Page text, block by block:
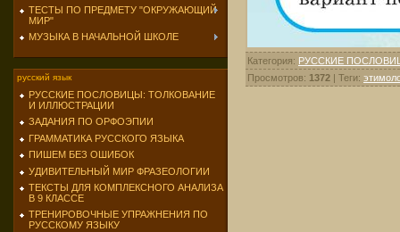
ТЕСТЫ ПО ПРЕДМЕТУ "ОКРУЖАЮЩИЙ
МИР"
МУЗЫКА В НАЧАЛЬНОЙ ШКОЛЕ
русский язык
РУССКИЕ ПОСЛОВИЦЫ: ТОЛКОВАНИЕ
И ИЛЛЮСТРАЦИИ
ЗАДАНИЯ ПО ОРФОЭПИИ
ГРАММАТИКА РУССКОГО ЯЗЫКА
ПИШЕМ БЕЗ ОШИБОК
УДИВИТЕЛЬНЫЙ МИР ФРАЗЕОЛОГИИ
ТЕКСТЫ ДЛЯ КОМПЛЕКСНОГО АНАЛИЗА
В 9 КЛАССЕ
ТРЕНИРОВОЧНЫЕ УПРАЖНЕНИЯ ПО
РУССКОМУ ЯЗЫКУ
Категория: РУССКИЕ
Просмотров: 1372 | Теги: